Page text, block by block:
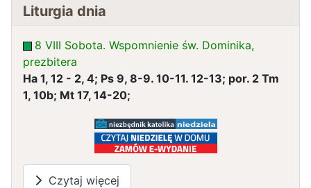
Liturgia dnia
8 VIII Sobota. Wspomnienie św. Dominika,
prezbitera
Ha 1, 12 - 2, 4; Ps 9, 8-9. 10-11. 12-13; por. 2 Tm
1, 10b; Mt 17, 14-20;
Czytaj więcej